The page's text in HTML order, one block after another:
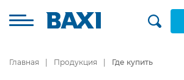
Главная Продукция Где купить